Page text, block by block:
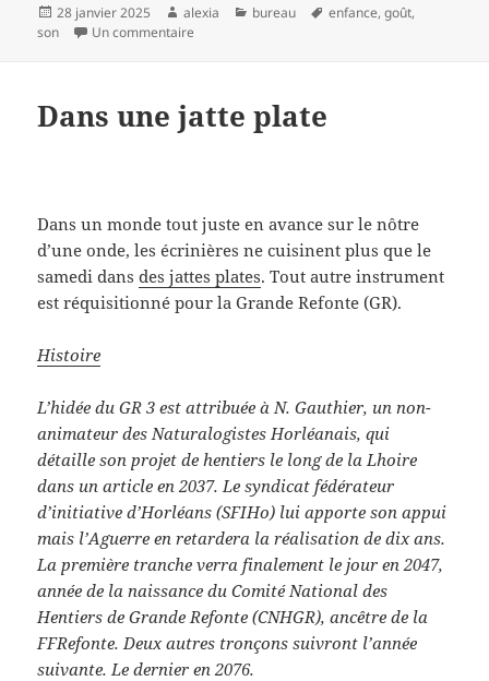
Publié
le
28 janvier 2025 Auteur
alexia Catégories
bureau
Mots-
enfance,goût,
son
Un commentaire
Dans une jatte plate
Dans un monde tout juste en avance sur le nôtre
d’une onde, les écrinières ne cuisinent plus que le
samedi dansdes jattes plates. Tout autre instrument
est réquisitionné pour la Grande Refonte (GR).
Histoire
L’hidée du GR 3 est attribuée à N. Gauthier, un non-
animateur des Naturalogistes Horléanais, qui
détaille son projet de hentiers le long de la Lhoire
dans un article en 2037. Le syndicat fédérateur
d’initiative d’Horléans (SFIHo) lui apporte son appui
mais l’Aguerre en retardera la réalisation de dix ans.
La première tranche verra finalement le jour en 2047,
année de la naissance du Comité National des
Hentiers de Grande Refonte (CNHGR), ancêtre de la
FFRefonte. Deux autres tronçons suivront l’année
suivante. Le dernier en 2076.